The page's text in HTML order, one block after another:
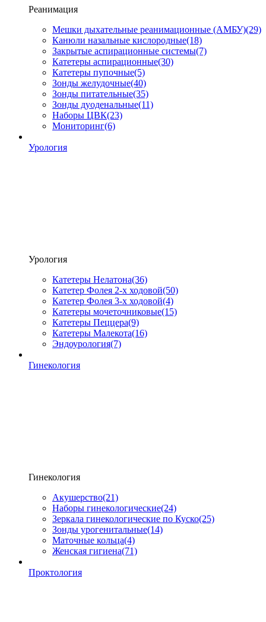
Реанимация
Мешки дыхательные реанимационные (АМБУ)(29)
Канюли назальные кислородные(18)
Закрытые аспирационные системы(7)
Катетеры аспирационные(30)
Катетеры пупочные(5)
Зонды желудочные(40)
Зонды питательные(35)
Зонды дуоденальные(11)
Наборы ЦВК(23)
Мониторинг(6)
Урология
Урология
Катетеры Нелатона(36)
Катетер Фолея 2-х ходовой(50)
Катетер Фолея 3-х ходовой(4)
Катетеры мочеточниковые(15)
Катетеры Пеццера(9)
Катетеры Малекота(16)
Эндоурология(7)
Гинекология
Гинекология
Акушерство(21)
Наборы гинекологические(24)
Зеркала гинекологические по Куско(25)
Зонды урогенитальные(14)
Маточные кольца(4)
Женская гигиена(71)
Проктология